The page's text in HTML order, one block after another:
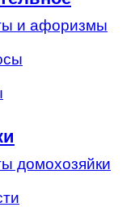
и афоризмы
домохозяйки